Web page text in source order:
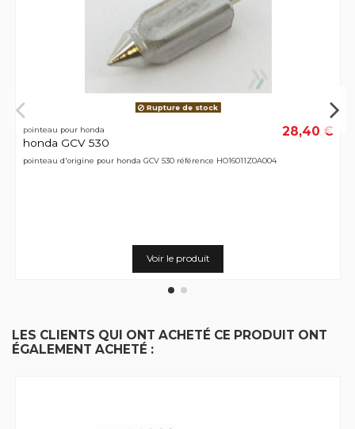
Rupture de stock
pointeau pour honda
honda GCV 530
28,40 €
pointeau d'origine pour honda GCV 530 référence HO16011Z0A004
Voir le produit
LES CLIENTS QUI ONT ACHETÉ CE PRODUIT ONT
ÉGALEMENT ACHETÉ :